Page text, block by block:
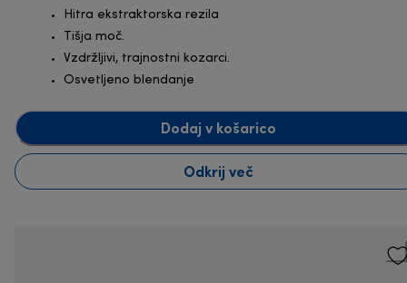
Hitra ekstraktorska rezila
Tišja moč.
Vzdržljivi, trajnostni kozarci.
Osvetljeno blendanje
Dodaj v košarico
Odkrij več